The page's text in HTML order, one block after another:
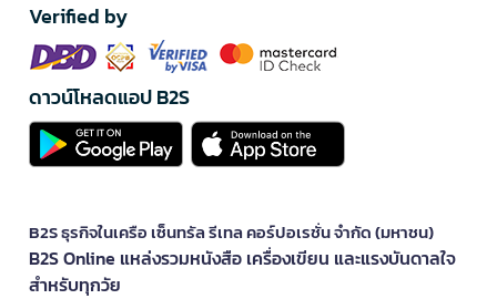
Verified by
ดาวน์โหลดแอป B2S
B2S ธุรกิจในเครือ เซ็นทรัล รีเทล คอร์ปอเรชั่น จำกัด (มหาชน)
B2S Online แหล่งรวมหนังสือ เครื่องเขียน และแรงบันดาลใจ
สำหรับทุกวัย